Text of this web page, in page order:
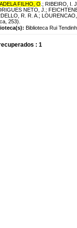
FILHO, O ; RIBEIRO, I.
NETO, J. ;
R. R. A. ;
253).
Biblioteca Rui
: 1